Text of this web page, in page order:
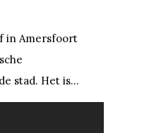
in Amersfoort
stad. Het is…